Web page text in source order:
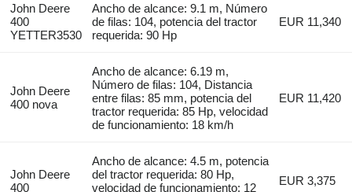
John Deere
400
YETTER3530
Ancho de alcance: 9.1 m, Número
de filas: 104, potencia del tractor
requerida: 90 Hp
EUR 11,340
John Deere
400 nova
Ancho de alcance: 6.19 m,
Número de filas: 104, Distancia
entre filas: 85 mm, potencia del
tractor requerida: 85 Hp, velocidad
de funcionamiento: 18 km/h
EUR 11,420
John Deere
400
Ancho de alcance: 4.5 m, potencia
del tractor requerida: 80 Hp,
velocidad de funcionamiento: 12
EUR 3,375